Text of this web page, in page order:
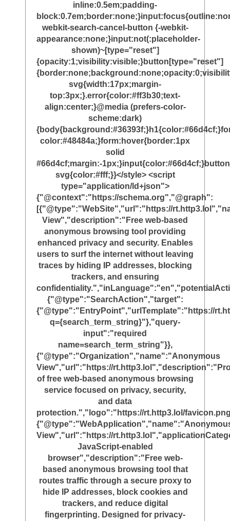
inline:0.5em;padding-
webkit-search-cancel-button {-webkit-
appearance:none;}input:not(:placeholder-
shown)~[type="reset"]
{opacity:1;visibility:visible;}button[type="reset"]
svg{width:17px;margin-
top:3px;}.error{color:#ff3b30;text-
align:center;}@media (prefers-color-
scheme:dark)
color:#48484a;}form:hover{border:1px
solid
#66d4cf;margin:-1px;}input{color:#66d4cf;}button
svg{color:#fff;}}</style> <script
type="application/ld+json">
{"@context":"https://schema.org","@graph":
[{"@type":"WebSite","url":"https://
View","description":"Free web-based
anonymous browsing tool providing
enhanced privacy and security. Enables
users to surf the internet without leaving
traces by hiding IP addresses, blocking
trackers, and ensuring
{"@type":"SearchAction","target":
{"@type":"EntryPoint","urlTemplate":"https://
q={search_term_string}"},"query-
input":"required
name=search_term_string"}},
{"@type":"Organization","name":"Anonymous
View","url":"https://
of free web-based anonymous browsing
service focused on privacy, security,
and data
protection.","logo":"https://rt.http3.lol/
View","url":"https://
JavaScript-enabled
browser","description":"Free web-
based anonymous browsing tool that
routes traffic through a secure proxy to
hide IP addresses, block cookies and
trackers, and reduce digital
fingerprinting. Designed for privacy-